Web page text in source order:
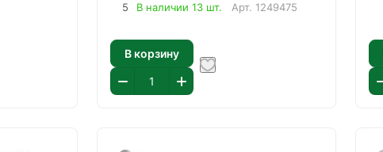
5 В наличии 13 шт. Арт. 1249475
В корзину